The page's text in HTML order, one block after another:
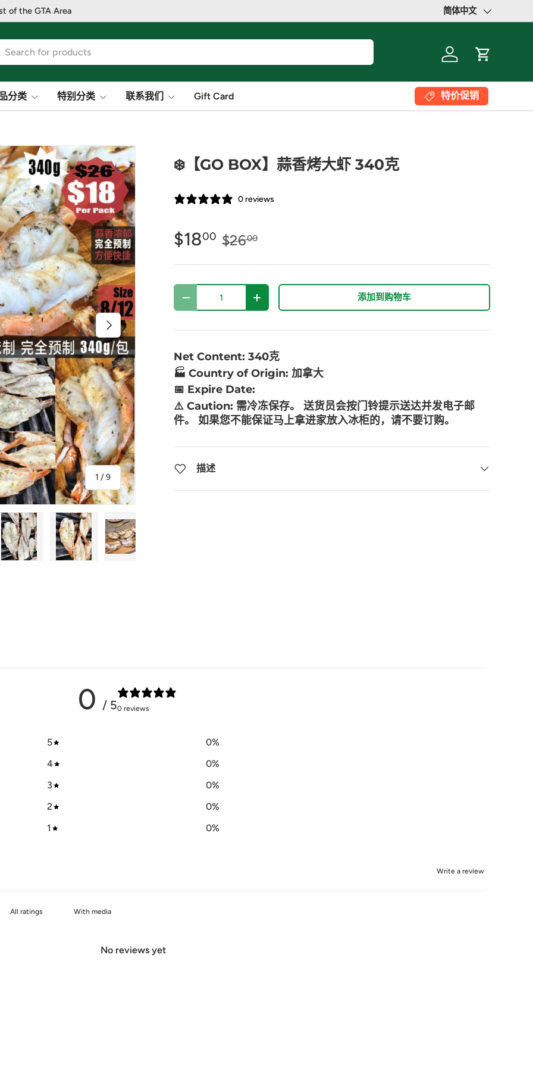
of the GTA Area 语言
简体中文
登录 大车
分类 特别分类 联系我们 Gift Card 特价促销
1 /的
9
下一个
❄️【GO BOX】蒜香烤大虾 340克
0 reviews
$1800 $2600
数量
- + 添加到购物车
Net Content: 340克
🏭 Country of Origin: 加拿大
📅 Expire Date:
⚠️ Caution: 需冷冻保存。 送货员会按门铃提示送达并发电子邮
件。 如果您不能保证马上拿进家放入冰柜的，请不要订购。
描述
0 / 50 reviews
5 0%
4
0%
3
0%
2
0%
1
0%
Write a review
With media
No reviews yet